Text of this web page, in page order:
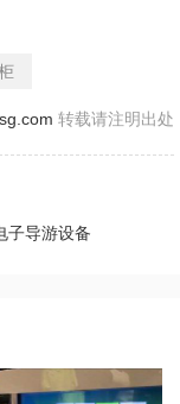
转载请注明出处
子导游设备